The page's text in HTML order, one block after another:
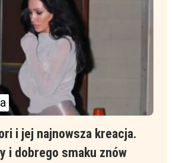
i jej najnowsza kreacja.
i dobrego smaku znów